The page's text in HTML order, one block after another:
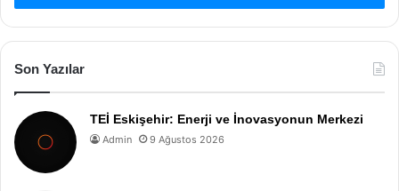
Son Yazılar
TEİ Eskişehir: Enerji ve İnovasyonun Merkezi
Admin 9 Ağustos 2026